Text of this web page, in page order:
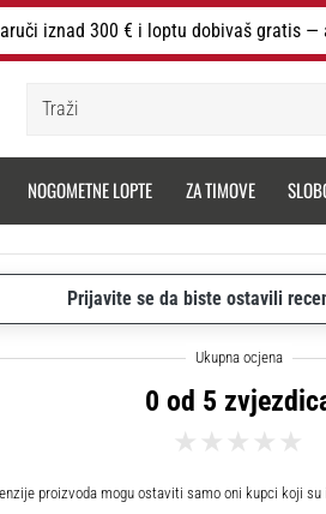
iznad 300 € i loptu dobivaš gratis
NOGOMETNE LOPTE ZA TIMOVE
Prijavite se da biste ostavili
0 od 5
proizvoda mogu ostaviti samo oni kupci koji su